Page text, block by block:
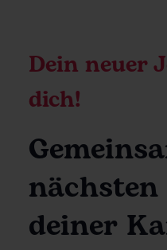
Dein neuer
dich!
deiner